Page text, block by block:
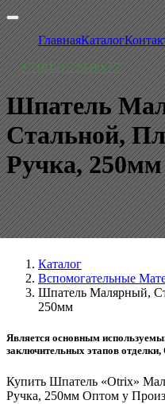
ГлавнаяКаталог
+7 (812) 329-00-77
Шпатель
Стальной,
Ручка, 250мм
Каталог
Вспомогательные
Шпатель Малярный,
250мм
Является основным
заключительных этапов
Купить Шпатель «Otrix»
Ручка, 250мм Оптом у